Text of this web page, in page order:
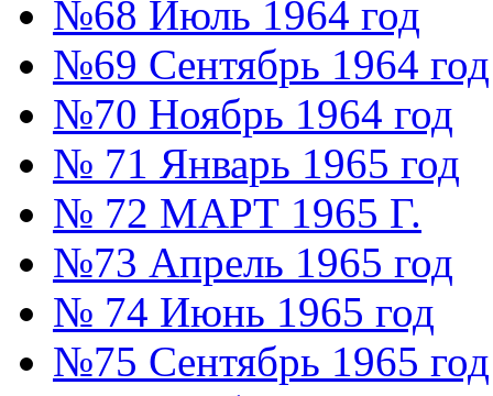
№68 Июль 1964 год
№69 Сентябрь 1964 год
№70 Ноябрь 1964 год
№ 71 Январь 1965 год
№ 72 МАРТ 1965 Г.
№73 Апрель 1965 год
№ 74 Июнь 1965 год
№75 Сентябрь 1965 год